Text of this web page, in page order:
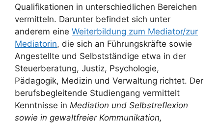
Qualifikationen in unterschiedlichen Bereichen
vermitteln. Darunter befindet sich unter
anderem eine Weiterbildung zum Mediator/zur
Mediatorin, die sich an Führungskräfte sowie
Angestellte und Selbstständige etwa in der
Steuerberatung, Justiz, Psychologie,
Pädagogik, Medizin und Verwaltung richtet. Der
berufsbegleitende Studiengang vermittelt
Kenntnisse in Mediation und Selbstreflexion
sowie in gewaltfreier Kommunikation,